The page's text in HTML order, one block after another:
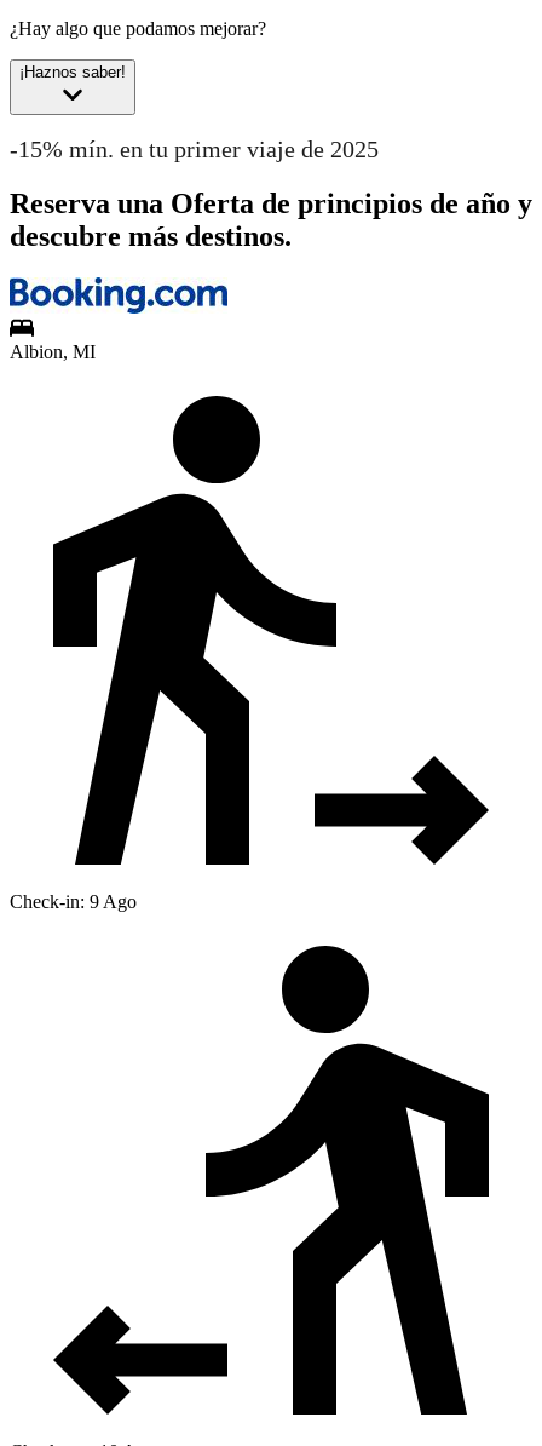
¿Hay algo que podamos mejorar?
¡Haznos saber!
-15% mín. en tu primer viaje de 2025
Reserva una Oferta de principios de año y
descubre más destinos.
Albion, MI
Check-in: 9 Ago